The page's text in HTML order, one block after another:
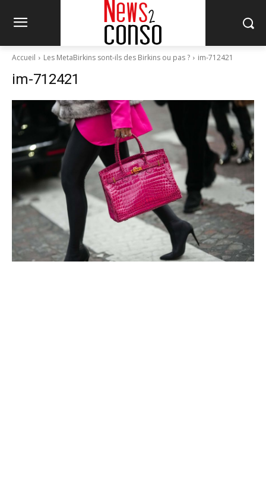
Accueil Les MetaBirkins sont-ils des Birkins ou pas ? im-712421
im-712421